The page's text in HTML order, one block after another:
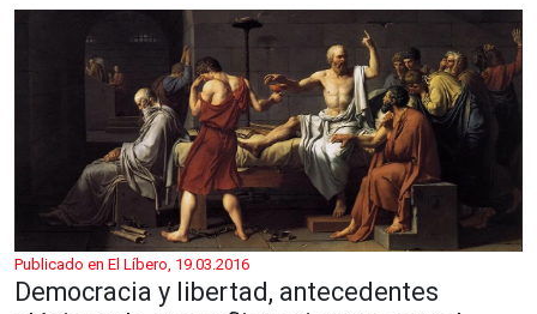
Publicado en El Líbero, 19.03.2016
Democracia y libertad, antecedentes